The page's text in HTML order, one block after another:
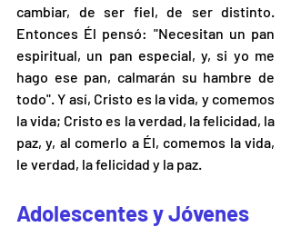
cambiar, de ser fiel, de ser distinto.
Entonces Él pensó: "Necesitan un pan
espiritual, un pan especial, y, si yo me
hago ese pan, calmarán su hambre de
todo". Y así, Cristo es la vida, y comemos
la vida; Cristo es la verdad, la felicidad, la
paz, y, al comerlo a Él, comemos la vida,
le verdad, la felicidad y la paz.
Adolescentes y Jóvenes